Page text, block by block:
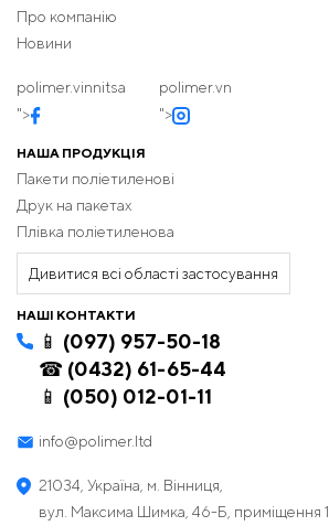
Про компанію
Новини
polimer.vinnitsa
">
polimer.vn
">
НАША ПРОДУКЦІЯ
Пакети поліетиленові
Друк на пакетах
Плівка поліетиленова
Дивитися всі області застосування
НАШІ КОНТАКТИ
📱 (097) 957-50-18
☎ (0432) 61-65-44
📱 (050) 012-01-11
info@polimer.ltd
21034, Україна, м. Вінниця,
вул. Максима Шимка, 46-Б, приміщення 1